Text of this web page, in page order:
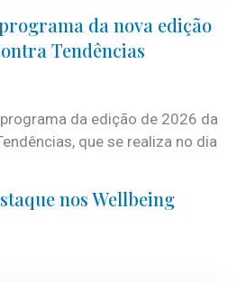
da nova edição
Tendências
da edição de 2026 da
que se realiza no dia
nos Wellbeing